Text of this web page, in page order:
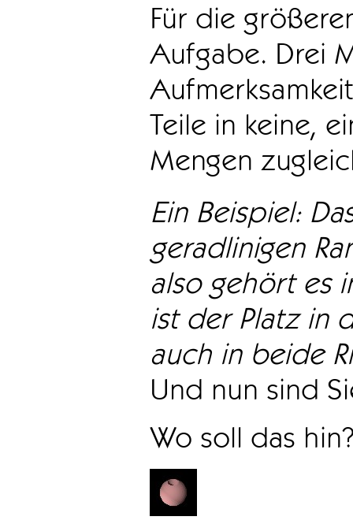
Für die
Aufgabe. Drei
Teile in keine,
Mengen
Ein Beispiel:
geradlinigen
also gehört es
ist der Platz in
auch in beide
Und nun sind
Wo soll das